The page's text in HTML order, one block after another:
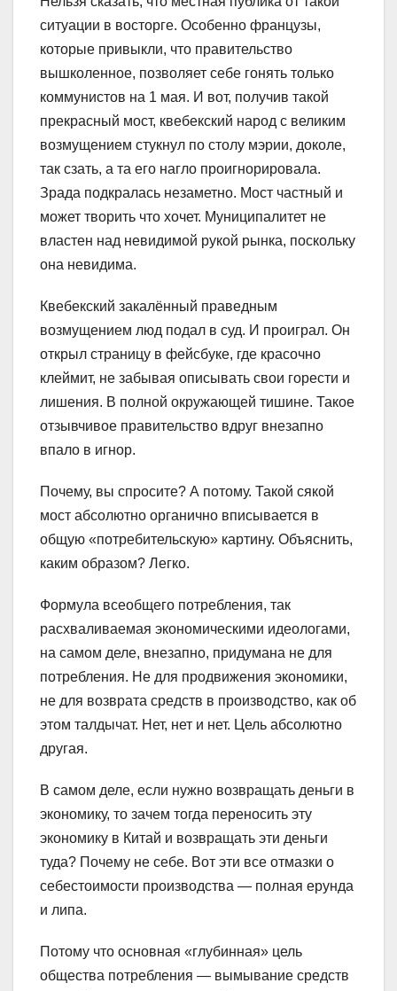
ситуации в восторге. Особенно французы,
которые привыкли, что правительство
вышколенное, позволяет себе гонять только
коммунистов на 1 мая. И вот, получив такой
прекрасный мост, квебекский народ с великим
возмущением стукнул по столу мэрии, доколе,
так сзать, а та его нагло проигнорировала.
Зрада подкралась незаметно. Мост частный и
может творить что хочет. Муниципалитет не
властен над невидимой рукой рынка, поскольку
она невидима.
Квебекский закалённый праведным
возмущением люд подал в суд. И проиграл. Он
открыл страницу в фейсбуке, где красочно
клеймит, не забывая описывать свои горести и
лишения. В полной окружающей тишине. Такое
отзывчивое правительство вдруг внезапно
впало в игнор.
Почему, вы спросите? А потому. Такой сякой
мост абсолютно органично вписывается в
общую «потребительскую» картину. Объяснить,
каким образом? Легко.
Формула всеобщего потребления, так
расхваливаемая экономическими идеологами,
на самом деле, внезапно, придумана не для
потребления. Не для продвижения экономики,
не для возврата средств в производство, как об
этом талдычат. Нет, нет и нет. Цель абсолютно
другая.
В самом деле, если нужно возвращать деньги в
экономику, то зачем тогда переносить эту
экономику в Китай и возвращать эти деньги
туда? Почему не себе. Вот эти все отмазки о
себестоимости производства — полная ерунда
и липа.
Потому что основная «глубинная» цель
общества потребления — вымывание средств